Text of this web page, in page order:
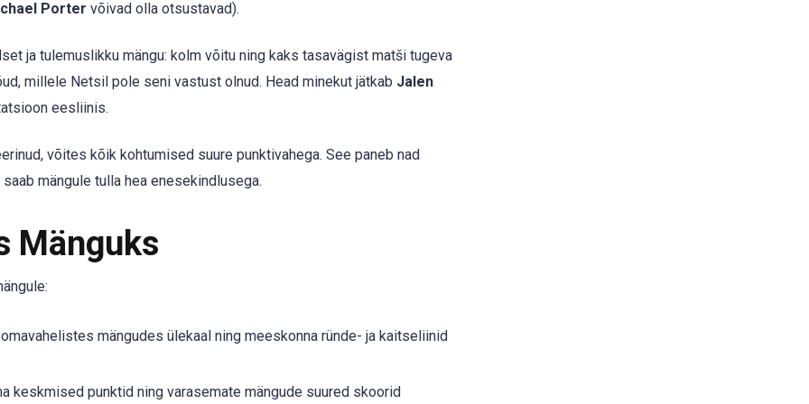
Porter võivad olla otsustavad).
ja tulemuslikku mängu: kolm võitu ning kaks tasavägist matši tugeva
millele Netsil pole seni vastust olnud. Head minekut jätkab Jalen
eesliinis.
võites kõik kohtumised suure punktivahega. See paneb nad
mängule tulla hea enesekindlusega.
Mänguks
mängudes ülekaal ning meeskonna ründe- ja kaitseliinid
keskmised punktid ning varasemate mängude suured skoorid